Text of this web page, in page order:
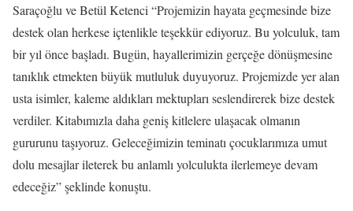
Saraçoğlu ve Betül Ketenci “Projemizin hayata geçmesinde bize
destek olan herkese içtenlikle teşekkür ediyoruz. Bu yolculuk, tam
bir yıl önce başladı. Bugün, hayallerimizin gerçeğe dönüşmesine
tanıklık etmekten büyük mutluluk duyuyoruz. Projemizde yer alan
usta isimler, kaleme aldıkları mektupları seslendirerek bize destek
verdiler. Kitabımızla daha geniş kitlelere ulaşacak olmanın
gururunu taşıyoruz. Geleceğimizin teminatı çocuklarımıza umut
dolu mesajlar ileterek bu anlamlı yolculukta ilerlemeye devam
edeceğiz” şeklinde konuştu.